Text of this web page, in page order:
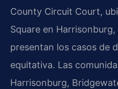
County Circuit Court,
Square en
presentan los casos de
equitativa. Las
Harrisonburg,